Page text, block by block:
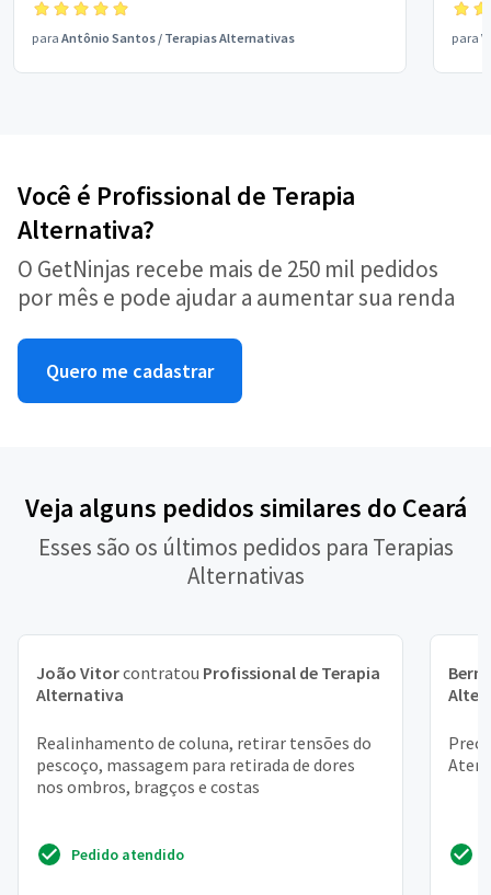
para Antônio Santos / Terapias Alternativas para
Você é Profissional de Terapia
Alternativa?
O GetNinjas recebe mais de 250 mil pedidos
por mês e pode ajudar a aumentar sua renda
Quero me cadastrar
Veja alguns pedidos similares do Ceará
Esses são os últimos pedidos para Terapias
Alternativas
João Vitorcontratou Profissional de Terapia
Alternativa
Realinhamento de coluna, retirar tensões do
pescoço, massagem para retirada de dores
nos ombros, bragços e costas
Pedido atendido